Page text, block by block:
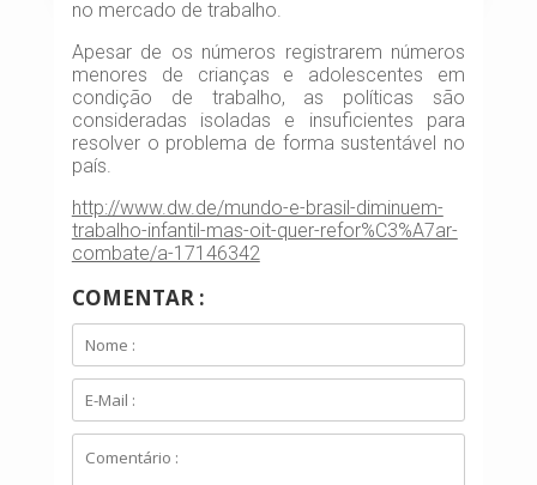
no mercado de trabalho.
Apesar de os números registrarem números
menores de crianças e adolescentes em
condição de trabalho, as políticas são
consideradas isoladas e insuficientes para
resolver o problema de forma sustentável no
país.
http://www.dw.de/mundo-e-brasil-diminuem-
trabalho-infantil-mas-oit-quer-refor%C3%A7ar-
combate/a-17146342
COMENTAR :